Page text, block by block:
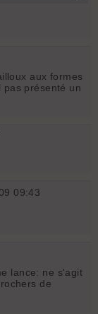
aux formes
pas présenté un
09:43
lance: ne s'agit
de